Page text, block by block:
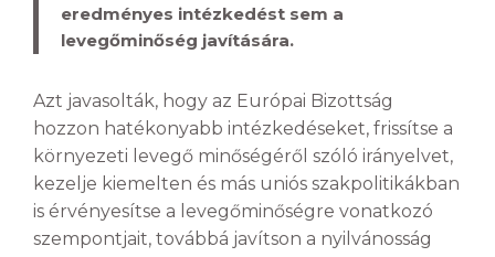
eredményes intézkedést sem a
levegőminőség javítására.
Azt javasolták, hogy az Európai Bizottság
hozzon hatékonyabb intézkedéseket, frissítse a
környezeti levegő minőségéről szóló irányelvet,
kezelje kiemelten és más uniós szakpolitikákban
is érvényesítse a levegőminőségre vonatkozó
szempontjait, továbbá javítson a nyilvánosság